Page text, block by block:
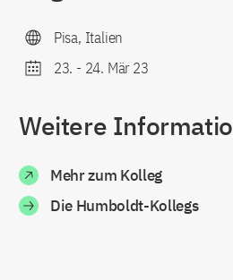
Pisa, Italien
23. - 24. Mär 23
Weitere
Mehr zum Kolleg
Die Humboldt-Kollegs